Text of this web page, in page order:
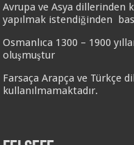
Avrupa ve Asya
yapılmak istendiğinden
Osmanlıca 1300 – 1900
oluşmuştur
Farsaça Arapça ve Türkçe
kullanılmamaktadır.